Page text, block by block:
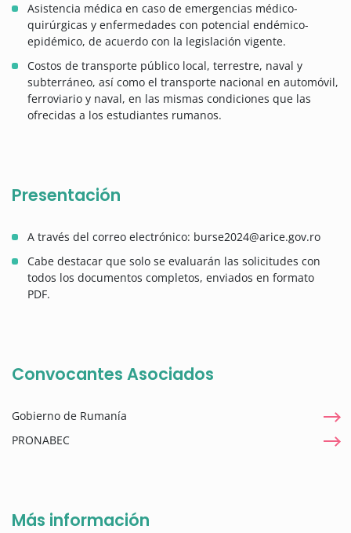
Asistencia médica en caso de emergencias médico-
quirúrgicas y enfermedades con potencial endémico-
epidémico, de acuerdo con la legislación vigente.
Costos de transporte público local, terrestre, naval y
subterráneo, así como el transporte nacional en automóvil,
ferroviario y naval, en las mismas condiciones que las
ofrecidas a los estudiantes rumanos.
Presentación
A través del correo electrónico: burse2024@arice.gov.ro
Cabe destacar que solo se evaluarán las solicitudes con
todos los documentos completos, enviados en formato
PDF.
Convocantes Asociados
Gobierno de Rumanía
PRONABEC
Más información